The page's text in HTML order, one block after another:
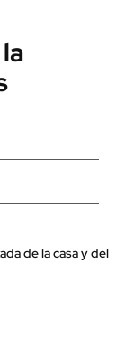
de la casa y del